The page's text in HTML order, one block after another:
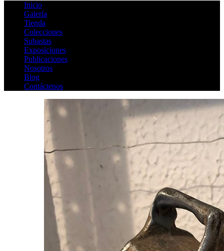
Inicio
Galería
Tienda
Colecciones
Subastas
Exposiciones
Publicaciones
Nosotros
Blog
Contáctenos